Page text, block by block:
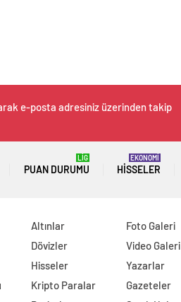
e-posta adresiniz üzerinden takip
PUAN DURUMU
LİG
HISSELER
EKONOMİ
Altınlar
Dövizler
Hisseler
Kripto Paralar
Foto Galeri
Video Galeri
Yazarlar
Gazeteler